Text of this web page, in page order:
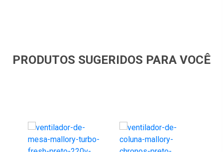
PRODUTOS SUGERIDOS PARA VOCÊ